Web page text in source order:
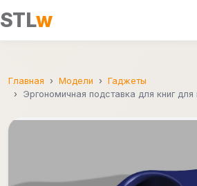
STLw
Главная Модели
Гаджеты
Эргономичная подставка для книг для